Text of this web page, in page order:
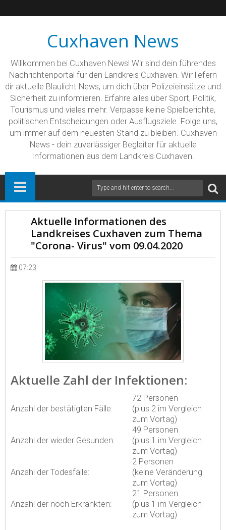
Cuxhaven News
Willkommen bei Cuxhaven News! Wir sind dein führendes
Nachrichtenportal für den Landkreis Cuxhaven. Wir liefern
dir aktuelle Blaulicht News, um dich über Polizeieinsätze und
Sicherheit zu informieren. Erfahre alles über Sport, Politik,
Tourismus und vieles mehr. Verpasse keine Spielberichte,
politischen Entscheidungen oder Ausflugsziele. Folge uns,
um immer auf dem neuesten Stand zu bleiben. Cuxhaven
News - dein zuverlässiger Begleiter für aktuelle
Informationen aus dem Landkreis Cuxhaven.
Aktuelle Informationen des
Landkreises Cuxhaven zum Thema
"Corona- Virus" vom 09.04.2020
07:23
Aktuelle Zahl der Infektionen:
Anzahl der bestätigten Fälle:
72 Personen
(plus 2 im Vergleich
zum Vortag)
Anzahl der wieder Gesunden:
49 Personen
(plus 1 im Vergleich
zum Vortag)
Anzahl der Todesfälle:
2 Personen
(keine Veränderung
zum Vortag)
Anzahl der noch Erkrankten:
21 Personen
(plus 1 im Vergleich
zum Vortag)